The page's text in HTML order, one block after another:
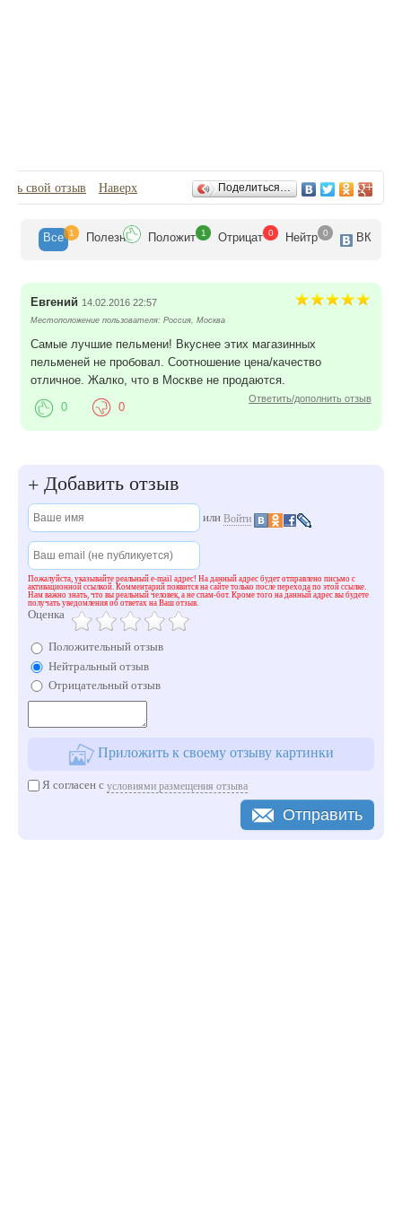
Отзывы
свой отзыв Наверх Поделиться…
Все 1 Полезн Положит 1 Отрицат 0 Нейтр 0 ВК
Евгений 14.02.2016 22:57
Местоположение пользователя: Россия, Москва
Самые лучшие пельмени! Вкуснее этих магазинных
пельменей не пробовал. Соотношение цена/качество
отличное. Жалко, что в Москве не продаются.
Ответить/дополнить отзыв
0 0
+ Добавить отзыв
или Войти
Пожалуйста, указывайте реальный e-mail адрес! На данный адрес будет отправлено письмо с
активационной ссылкой. Комментарий появится на сайте только после перехода по этой ссылке.
Нам важно знать, что вы реальный человек, а не спам-бот. Кроме того на данный адрес вы будете
получать уведомления об ответах на Ваш отзыв.
Оценка
Положительный отзыв
Нейтральный отзыв
Отрицательный отзыв
Приложить к своему отзыву картинки
Я согласен с условиями размещения отзыва
Отправить